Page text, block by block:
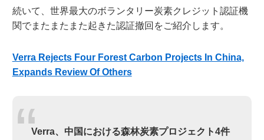
続いて、世界最大のボランタリー炭素クレジット認証機
関でまたまたまた起きた認証撤回をご紹介します。
Verra Rejects Four Forest Carbon Projects In China,
Expands Review Of Others
Verra、中国における森林炭素プロジェクト4件